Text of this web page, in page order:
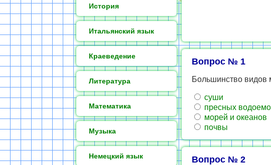
История
Итальянский язык
Краеведение
Литература
Математика
Музыка
Немецкий язык
Вопрос № 1
Большинство видов
суши
пресных
морей и океанов
почвы
Вопрос № 2